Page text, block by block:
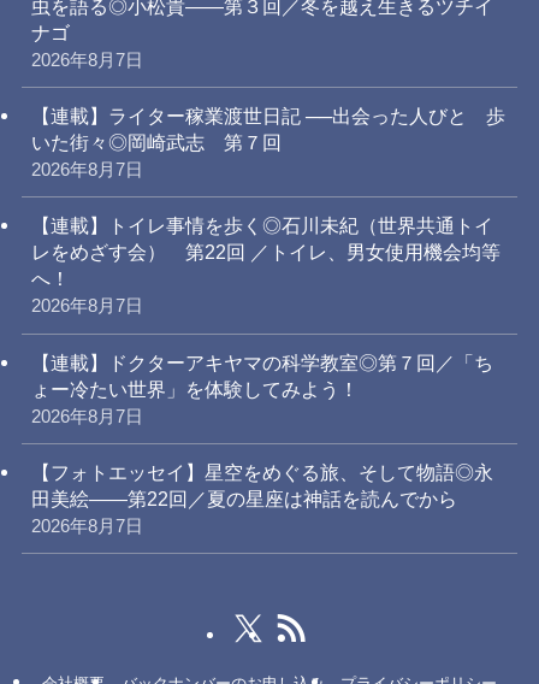
虫を語る◎小松貴――第３回／冬を越え生きるツチイ
ナゴ
2026年8月7日
【連載】ライター稼業渡世日記 ──出会った人びと 歩
いた街々◎岡崎武志 第７回
2026年8月7日
【連載】トイレ事情を歩く◎石川未紀（世界共通トイ
レをめざす会） 第22回 ／トイレ、男女使用機会均等
へ！
2026年8月7日
【連載】ドクターアキヤマの科学教室◎第７回／「ち
ょー冷たい世界」を体験してみよう！
2026年8月7日
【フォトエッセイ】星空をめぐる旅、そして物語◎永
田美絵——第22回／夏の星座は神話を読んでから
2026年8月7日